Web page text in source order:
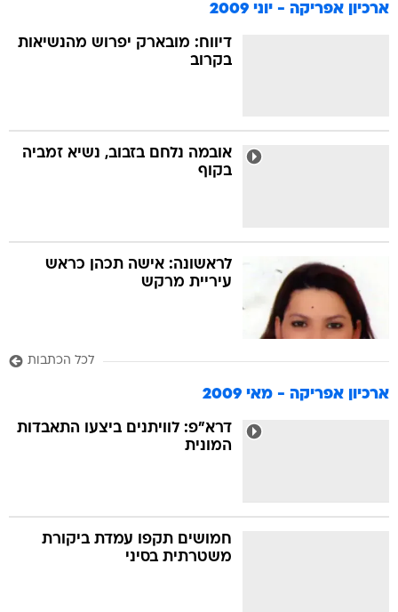
ארכיון אפריקה - יוני 2009
דיווח: מובארק יפרוש מהנשיאות
בקרוב
אובמה נלחם בזבוב, נשיא זמביה
בקוף
לראשונה: אישה תכהן כראש
עיריית מרקש
לכל הכתבות
ארכיון אפריקה - מאי 2009
דרא"פ: לוויתנים ביצעו התאבדות
המונית
חמושים תקפו עמדת ביקורת
משטרתית בסיני